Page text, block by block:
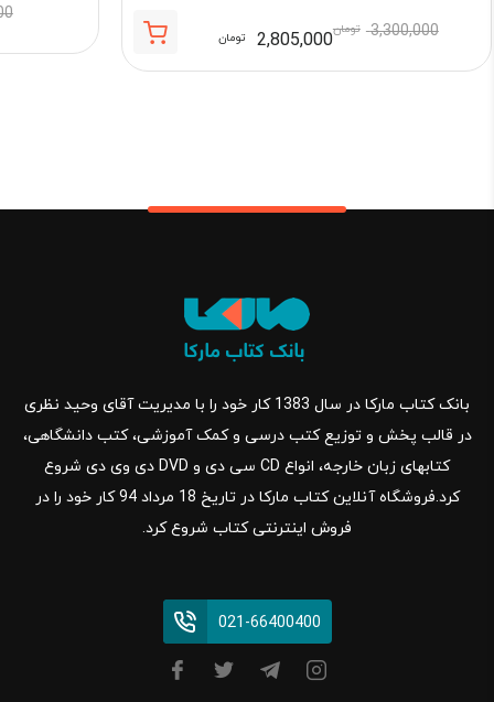
3,300,000 تومان2,805,000 تومان
بانک کتاب مارکا در سال 1383 کار خود را با مدیریت آقای وحید نظری
در قالب پخش و توزیع کتب درسی و کمک آموزشی، کتب دانشگاهی،
کتابهای زبان خارجه، انواع CD سی دی و DVD دی وی دی شروع
کرد.فروشگاه آنلاین کتاب مارکا در تاریخ 18 مرداد 94 کار خود را در
فروش اینترنتی کتاب شروع کرد.
021-66400400